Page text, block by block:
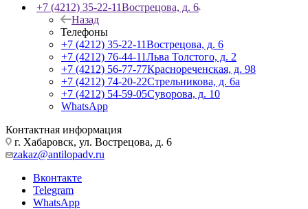
+7 (4212) 35-22-11Вострецова, д. 6
Назад
Телефоны
+7 (4212) 35-22-11Вострецова, д. 6
+7 (4212) 76-44-11Льва Толстого, д. 2
+7 (4212) 56-77-77Краснореченская, д. 98
+7 (4212) 74-20-22Стрельникова, д. 6а
+7 (4212) 54-59-05Суворова, д. 10
WhatsApp
Контактная информация
г. Хабаровск, ул. Вострецова, д. 6
zakaz@antilopadv.ru
Вконтакте
Telegram
WhatsApp